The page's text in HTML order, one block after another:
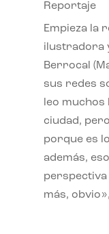
Reportaje
Empieza la
ilustradora
Berrocal
sus redes
leo
ciudad,
porque es
además,
perspectiva
más,